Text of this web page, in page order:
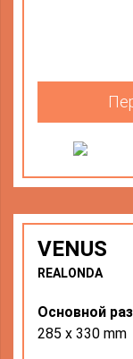
VENUS
REALONDA
Основной
285 x 330 mm